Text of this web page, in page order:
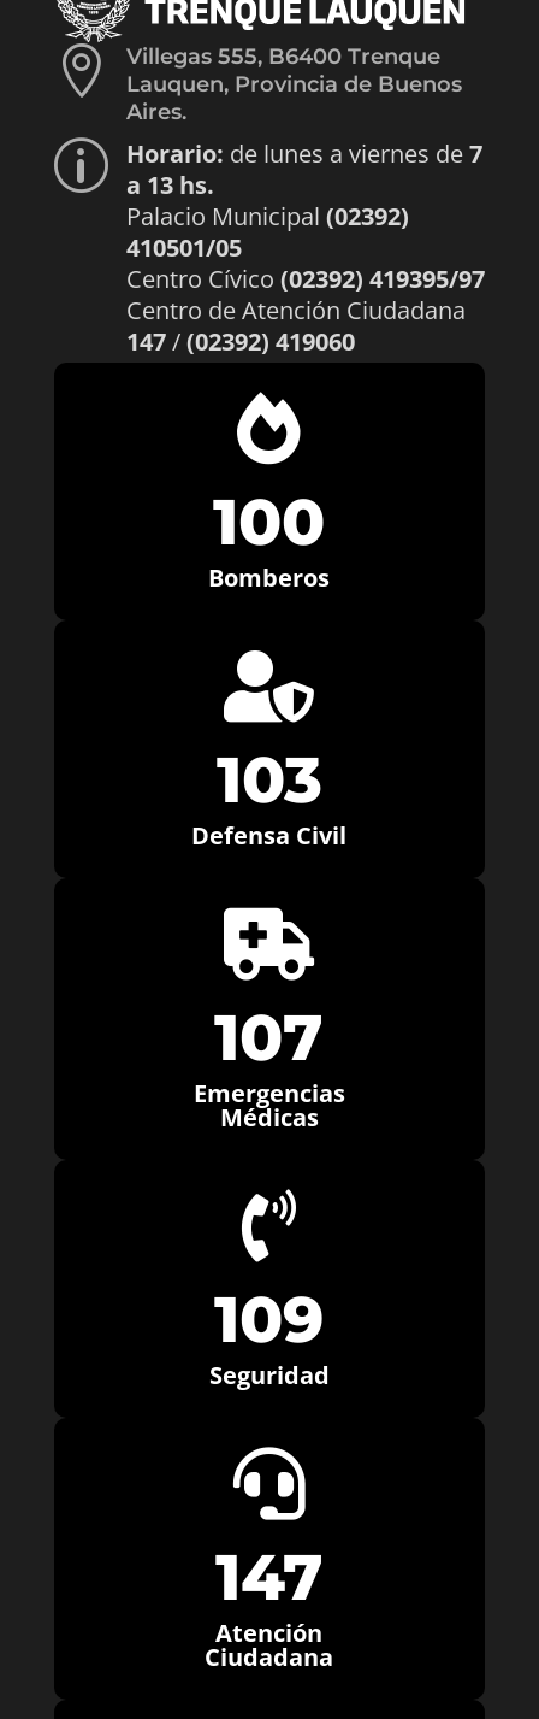

Villegas 555, B6400 Trenque
Lauquen, Provincia de Buenos
Aires.
p Horario: de lunes a viernes de7
a 13 hs.
Palacio Municipal (02392)
410501/05
Centro Cívico (02392) 419395/97
Centro de Atención Ciudadana
147/(02392) 419060

100
Bomberos

103
Defensa Civil

107
Emergencias
Médicas

109
Seguridad

147
Atención
Ciudadana